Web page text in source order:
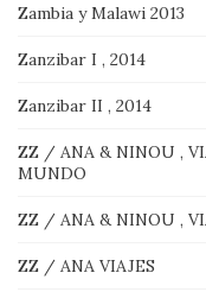
Zambia y Malawi 2013
Zanzibar I , 2014
Zanzibar II , 2014
ZZ / ANA & NINOU ,
MUNDO
ZZ / ANA & NINOU ,
ZZ / ANA VIAJES